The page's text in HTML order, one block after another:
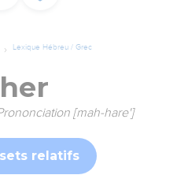
Lexique Hébreu / Grec
[mah-hare']
relatifs